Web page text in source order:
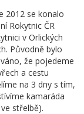
2012 se konalo
Rokytnic ČR
v Orlických
Původně bylo
že pojedeme
a cestu
na 3 dny s tím,
kamaráda
střelbě).